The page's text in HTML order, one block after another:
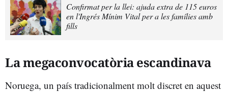
Confirmat per la llei: ajuda extra de 115 euros
en l'Ingrés Mínim Vital per a les famílies amb
fills
La megaconvocatòria escandinava
Noruega, un país tradicionalment molt discret en aquest